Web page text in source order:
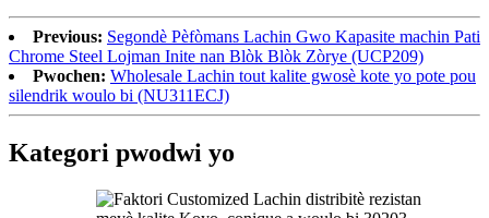
Previous: Segondè Pèfòmans Lachin Gwo Kapasite machin Pati
Chrome Steel Lojman Inite nan Blòk Blòk Zòrye (UCP209)
Pwochen: Wholesale Lachin tout kalite gwosè kote yo pote pou
silendrik woulo bi (NU311ECJ)
Kategori pwodwi yo